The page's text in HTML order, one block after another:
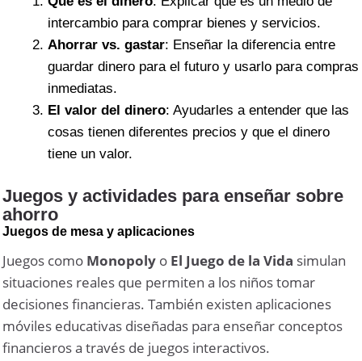
intercambio para comprar bienes y servicios.
Ahorrar vs. gastar: Enseñar la diferencia entre
guardar dinero para el futuro y usarlo para compras
inmediatas.
El valor del dinero: Ayudarles a entender que las
cosas tienen diferentes precios y que el dinero
tiene un valor.
Juegos y actividades para enseñar sobre
ahorro
Juegos de mesa y aplicaciones
Juegos como Monopoly o El Juego de la Vida simulan
situaciones reales que permiten a los niños tomar
decisiones financieras. También existen aplicaciones
móviles educativas diseñadas para enseñar conceptos
financieros a través de juegos interactivos.